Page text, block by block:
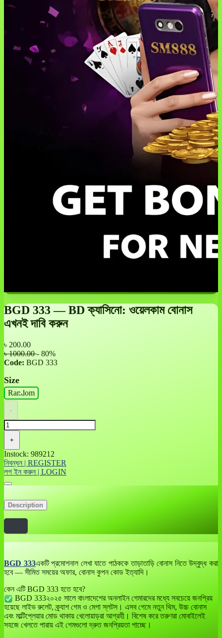
BGD 333 — BD ক্যাসিনো: ওয়েলকাম বোনাস
এখনই দাবি করুন
৳ 200.00
৳ 1000.00- 80%
Code: BGD 333
Size
Random
-
+
Instock: 989212
নিবন্ধন | REGISTER
লগ ইন করুন | LOGIN
Description
BGD 333একটি প্রমোশনাল লেখা যাতে পাঠককে তাড়াতাড়ি বোনাস নিতে উদ্বুদ্ধ করা
হবে — সীমিত সময়ের অফার, বোনাস কুপন কোড ইত্যাদি।
কেন এটি BGD 333 হতে হবে?
BGD 333২০২৫ সালে বাংলাদেশের অনলাইন গেমারদের মধ্যে সবচেয়ে জনপ্রিয়
হয়েছে লাইভ রুলেট, ক্র্যাশ গেম ও মেগা স্লটস। এসব গেমে নতুন থিম, উচ্চ বোনাস
এবং মাল্টিপ্লেয়ার মোড থাকায় খেলোয়াড়রা আগ্রহী। বিশেষ করে তরুণরা মোবাইলেই
সহজে খেলতে পারায় এই গেমগুলো দ্রুত জনপ্রিয়তা পাচ্ছে।